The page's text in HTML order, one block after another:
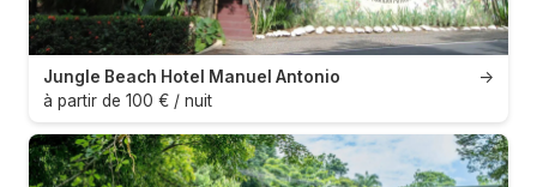
→
Jungle Beach Hotel Manuel Antonio
à partir de 100 € / nuit